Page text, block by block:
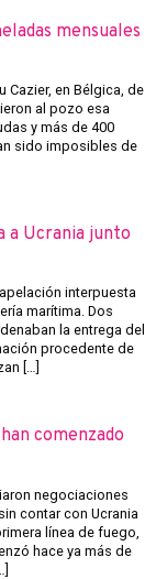
mensuales
Cazier, en Bélgica, de
al pozo esa
y más de 400
sido imposibles de
a Ucrania junto
interpuesta
marítima. Dos
la entrega del
procedente de
[…]
comenzado
negociaciones
contar con Ucrania
línea de fuego,
hace ya más de